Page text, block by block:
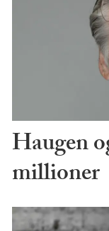
Haugen
millioner